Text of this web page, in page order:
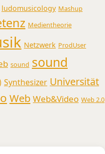
ludomusicology Mashup
Medientheorie
Netzwerk ProdUser
sound sound
Synthesizer Universität
Web Web&Video Web 2.0